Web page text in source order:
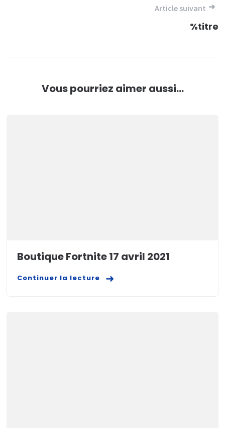
Article suivant
%titre
Vous pourriez aimer aussi...
Boutique Fortnite 17 avril 2021
Continuer la lecture